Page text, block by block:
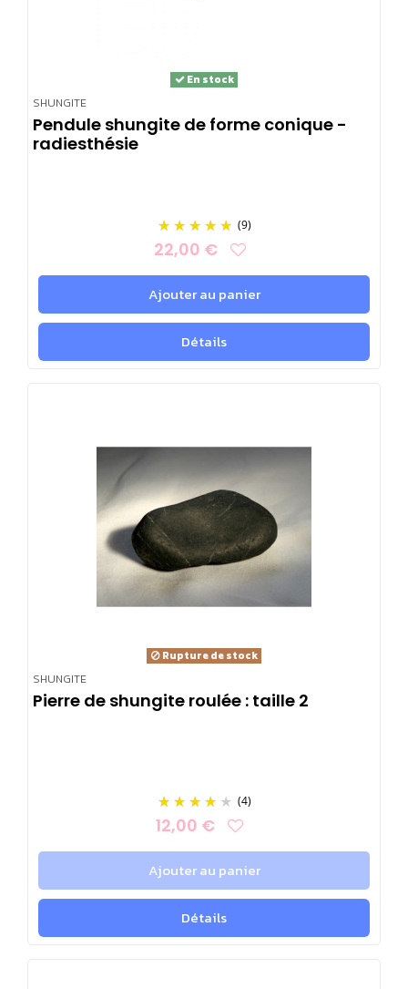
SHUNGITE
En stock
Pendule shungite de forme conique -
radiesthésie
(9)
22,00 €
Ajouter au panier
Détails
SHUNGITE
Rupture de stock
Pierre de shungite roulée : taille 2
(4)
12,00 €
Ajouter au panier
Détails